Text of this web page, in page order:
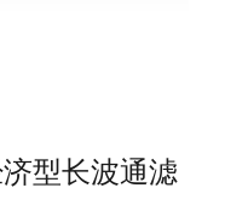
型长波通滤